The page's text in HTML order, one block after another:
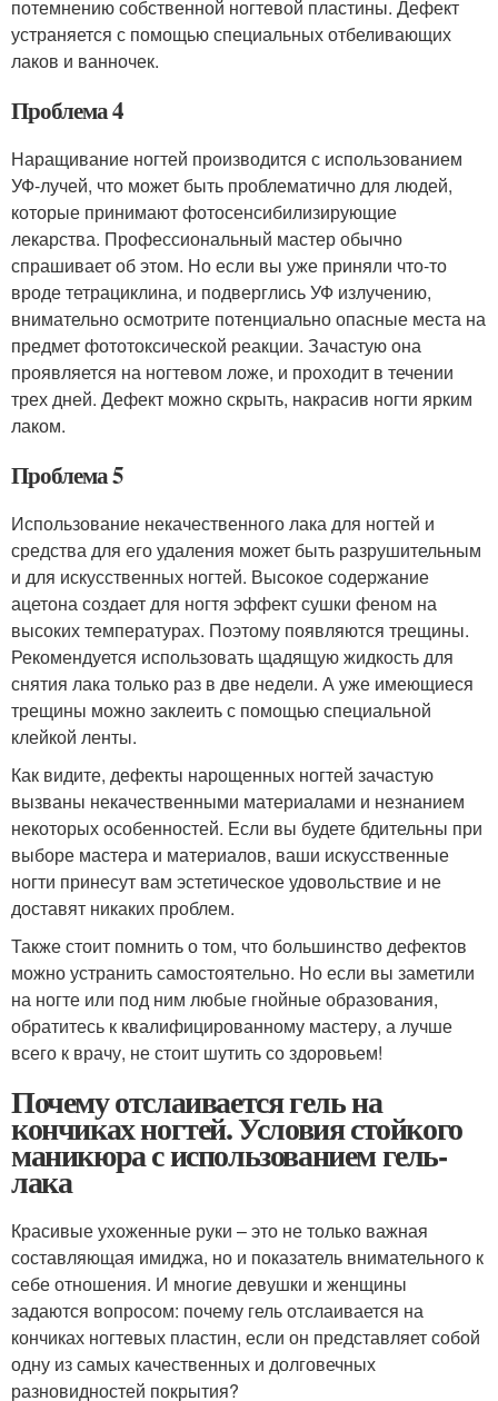
потемнению собственной ногтевой пластины. Дефект
устраняется с помощью специальных отбеливающих
лаков и ванночек.
Проблема 4
Наращивание ногтей производится с использованием
УФ-лучей, что может быть проблематично для людей,
которые принимают фотосенсибилизирующие
лекарства. Профессиональный мастер обычно
спрашивает об этом. Но если вы уже приняли что-то
вроде тетрациклина, и подверглись УФ излучению,
внимательно осмотрите потенциально опасные места на
предмет фототоксической реакции. Зачастую она
проявляется на ногтевом ложе, и проходит в течении
трех дней. Дефект можно скрыть, накрасив ногти ярким
лаком.
Проблема 5
Использование некачественного лака для ногтей и
средства для его удаления может быть разрушительным
и для искусственных ногтей. Высокое содержание
ацетона создает для ногтя эффект сушки феном на
высоких температурах. Поэтому появляются трещины.
Рекомендуется использовать щадящую жидкость для
снятия лака только раз в две недели. А уже имеющиеся
трещины можно заклеить с помощью специальной
клейкой ленты.
Как видите, дефекты нарощенных ногтей зачастую
вызваны некачественными материалами и незнанием
некоторых особенностей. Если вы будете бдительны при
выборе мастера и материалов, ваши искусственные
ногти принесут вам эстетическое удовольствие и не
доставят никаких проблем.
Также стоит помнить о том, что большинство дефектов
можно устранить самостоятельно. Но если вы заметили
на ногте или под ним любые гнойные образования,
обратитесь к квалифицированному мастеру, а лучше
всего к врачу, не стоит шутить со здоровьем!
Почему отслаивается гель на
кончиках ногтей. Условия стойкого
маникюра с использованием гель-
лака
Красивые ухоженные руки – это не только важная
составляющая имиджа, но и показатель внимательного к
себе отношения. И многие девушки и женщины
задаются вопросом: почему гель отслаивается на
кончиках ногтевых пластин, если он представляет собой
одну из самых качественных и долговечных
разновидностей покрытия?